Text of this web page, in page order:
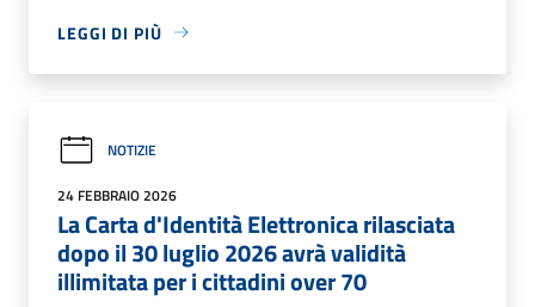
LEGGI DI PIÙ
NOTIZIE
24 FEBBRAIO 2026
La Carta d'Identità Elettronica rilasciata
dopo il 30 luglio 2026 avrà validità
illimitata per i cittadini over 70